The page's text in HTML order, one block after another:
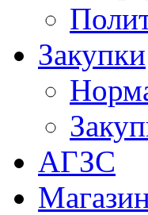
Закупки
АГЗС